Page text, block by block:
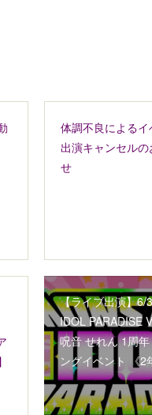
体調不良によるイ
出演キャンセルの
せ
【ライブ出演】6/
IDOL PARADISE
呪音 せれん 1周
ングイベント 《